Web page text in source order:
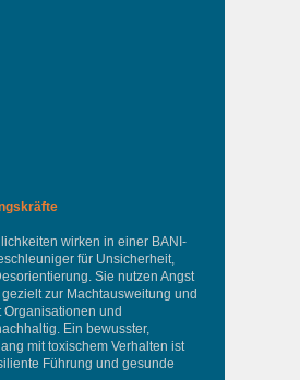
wirken in einer BANI-
für Unsicherheit,
Sie nutzen Angst
zur Machtausweitung und
und
Ein bewusster,
mit toxischem Verhalten ist
Führung und gesunde